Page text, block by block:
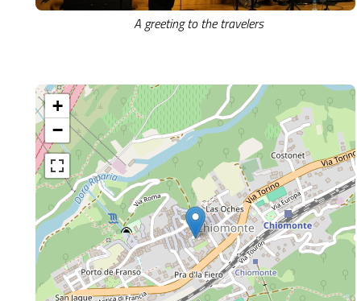
A greeting to the travelers
+
−